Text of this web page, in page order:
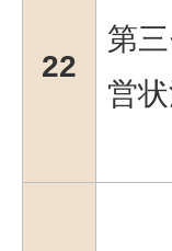
22
第
営